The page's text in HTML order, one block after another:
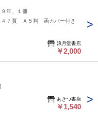
年、１冊
７頁 Ａ５判 函カバー付き
浪月堂書店
￥2,000
あきつ書店
￥1,540